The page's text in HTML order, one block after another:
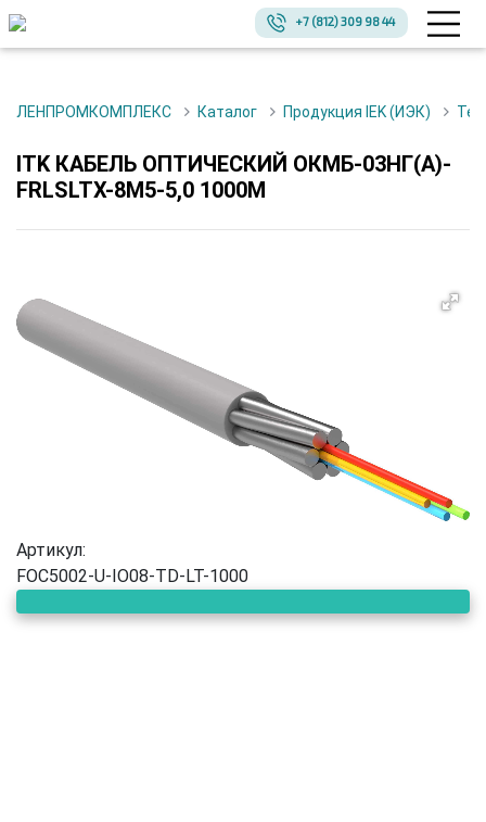
+7 (812) 309 98 44
ЛЕНПРОМКОМПЛЕКС Каталог Продукция IEK (ИЭК)
ITK КАБЕЛЬ ОПТИЧЕСКИЙ ОКМБ-03НГ(А)-
FRLSLTX-8М5-5,0 1000М
Артикул:
FOC5002-U-IO08-TD-LT-1000